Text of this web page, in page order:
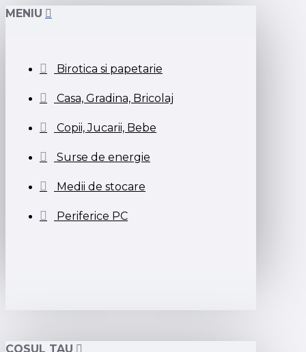
MENIU
Birotica si papetarie
Casa, Gradina, Bricolaj
Copii, Jucarii, Bebe
Surse de energie
Medii de stocare
Periferice PC
COSUL TAU